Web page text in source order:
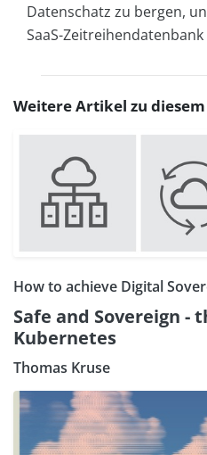
Datenschatz zu bergen,
SaaS-Zeitreihen­datenbank
Weitere Artikel zu
How to achieve Digital
Safe and Sovereign -
Kubernetes
Thomas Kruse